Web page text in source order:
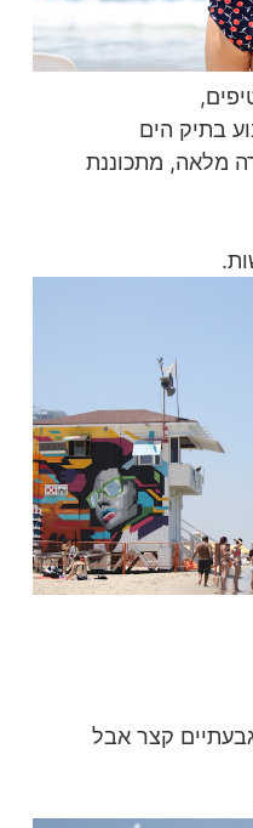
בתיק הים
מלאה, מתכוננת
קצר אבל